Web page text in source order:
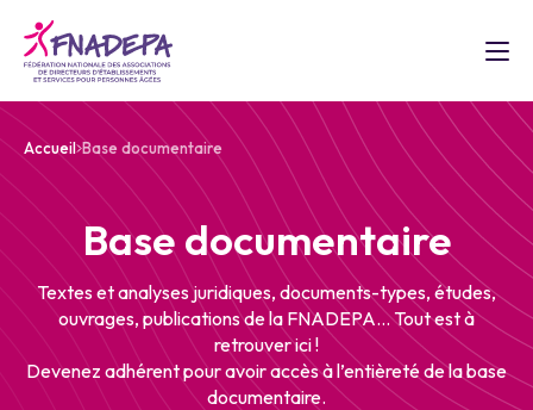
Accueil Base documentaire
Base documentaire
Textes et analyses juridiques, documents-types, études,
ouvrages, publications de la FNADEPA... Tout est à
retrouver ici !
Devenez adhérent pour avoir accès à l’entièreté de la base
documentaire.